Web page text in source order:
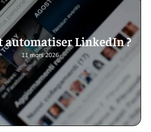
automatiser LinkedIn ?
11 mars 2026